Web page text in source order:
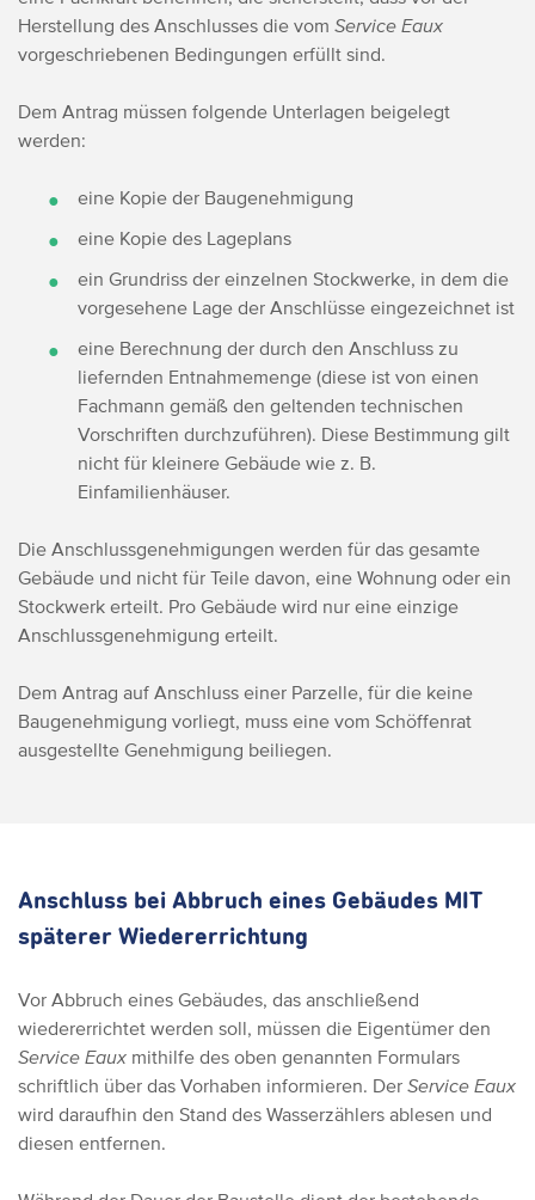
Herstellung des Anschlusses die vom Service Eaux
vorgeschriebenen Bedingungen erfüllt sind.
Dem Antrag müssen folgende Unterlagen beigelegt
werden:
eine Kopie der Baugenehmigung
eine Kopie des Lageplans
ein Grundriss der einzelnen Stockwerke, in dem die
vorgesehene Lage der Anschlüsse eingezeichnet ist
eine Berechnung der durch den Anschluss zu
liefernden Entnahmemenge (diese ist von einen
Fachmann gemäß den geltenden technischen
Vorschriften durchzuführen). Diese Bestimmung gilt
nicht für kleinere Gebäude wie z. B.
Einfamilienhäuser.
Die Anschlussgenehmigungen werden für das gesamte
Gebäude und nicht für Teile davon, eine Wohnung oder ein
Stockwerk erteilt. Pro Gebäude wird nur eine einzige
Anschlussgenehmigung erteilt.
Dem Antrag auf Anschluss einer Parzelle, für die keine
Baugenehmigung vorliegt, muss eine vom Schöffenrat
ausgestellte Genehmigung beiliegen.
Anschluss bei Abbruch eines Gebäudes MIT
späterer Wiedererrichtung
Vor Abbruch eines Gebäudes, das anschließend
wiedererrichtet werden soll, müssen die Eigentümer den
Service Eaux mithilfe des oben genannten Formulars
schriftlich über das Vorhaben informieren. Der Service Eaux
wird daraufhin den Stand des Wasserzählers ablesen und
diesen entfernen.